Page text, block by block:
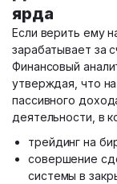
ярда
Если верить ему
зарабатывает за
Финансовый
утверждая, что
пассивного
деятельности, в
трейдинг на
совершение
системы в